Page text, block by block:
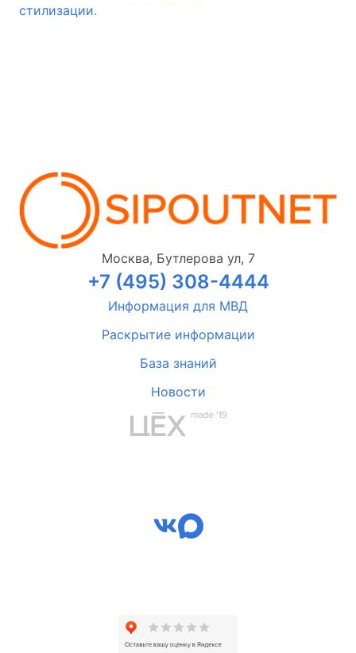
стилизации.
Москва, Бутлерова ул, 7
+7 (495) 308-4444
Информация для МВД
Раскрытие информации
База знаний
Новости